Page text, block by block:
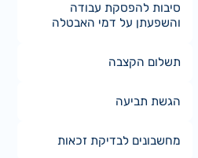
סיבות להפסקת עבודה
והשפעתן על דמי האבטלה
תשלום הקצבה
הגשת תביעה
מחשבונים לבדיקת זכאות